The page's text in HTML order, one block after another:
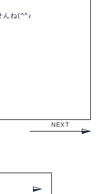
んね(^^♪
NEXT